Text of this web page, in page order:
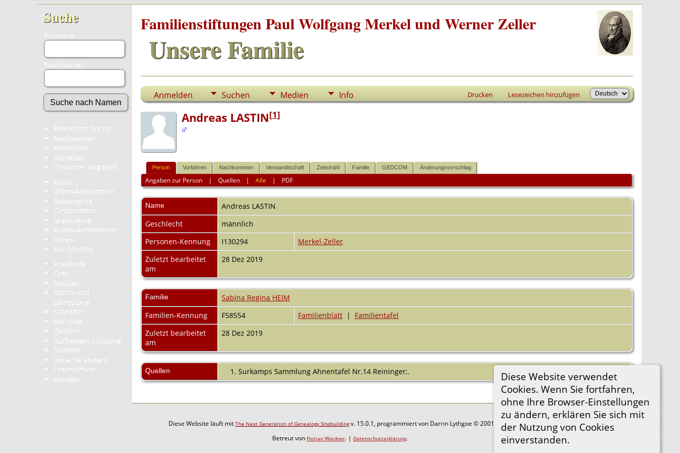
Suche
Vorname:
Nachname:
Erweiterte Suche
Nachnamen
Anmelden
Aktuelles
Gesuchte Angaben
Fotos
Video-Aufnahmen
Dokumente
Geschichten
Grabsteine
Audio-Aufnahmen
Alben
Alle Medien
Friedhöfe
Orte
Notizen
Daten und
Jahrestage
Kalender
Berichte
Quellen
Aufbewahrungsorte
Statistik
Sprache ändern
Lesezeichen
Kontakt
Familienstiftungen Paul Wolfgang Merkel und Werner Zeller
Unsere Familie
Anmelden Suchen Medien Info Drucken Lesezeichen hinzufügen
Diese Website verwendet
Cookies. Wenn Sie fortfahren,
ohne Ihre Browser-Einstellungen
zu ändern, erklären Sie sich mit
der Nutzung von Cookies
einverstanden.
Andreas LASTIN[1]
Person Vorfahren Nachkommen Verwandtschaft Zeitstrahl Familie GEDCOM Änderungsvorschlag
Angaben zur Person |Quellen |Alle | PDF
Name Andreas LASTIN
Geschlecht
männlich
Personen-Kennung
I130294
Merkel-Zeller
Zuletzt bearbeitet
am
28 Dez 2019
Familie
Sabina Regina HEIM
Familien-Kennung
F58554 Familienblatt| Familientafel
Zuletzt bearbeitet
am
28 Dez 2019
Quellen Surkamps Sammlung Ahnentafel Nr.14 Reininger;.
Diese Website läuft mitThe Next Generation of Genealogy Sitebuildingv. 15.0.1, programmiert von Darrin Lythgoe © 2001-2026.
Betreut vonFlorian Wiedner. |Datenschutzerklärung.